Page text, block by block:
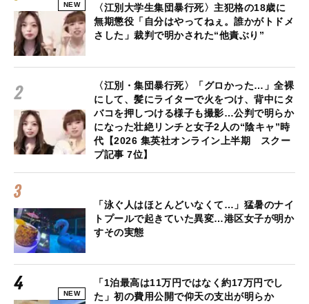
NEW
〈江別大学生集団暴行死〉主犯格の18歳に
無期懲役「自分はやってねぇ。誰かがトドメ
さした」裁判で明かされた“他責ぶり”
〈江別・集団暴行死〉「グロかった…」全裸
にして、髪にライターで火をつけ、背中にタ
バコを押しつける様子も撮影…公判で明らか
になった壮絶リンチと女子2人の“陰キャ”時
代【2026 集英社オンライン上半期 スクー
プ記事 7位】
「泳ぐ人はほとんどいなくて…」猛暑のナイ
トプールで起きていた異変…港区女子が明か
すその実態
NEW
「1泊最高は11万円ではなく約17万円でし
た」初の費用公開で仰天の支出が明らか